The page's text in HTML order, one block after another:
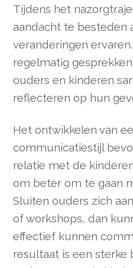
Tijdens het
aandacht te besteden
veranderingen
regelmatig
ouders en kinderen
reflecteren op hun
Het ontwikkelen van
communicatiestijl
relatie met de
om beter om te gaan
Sluiten ouders zich
of workshops, dan
effectief kunnen
resultaat is een sterke